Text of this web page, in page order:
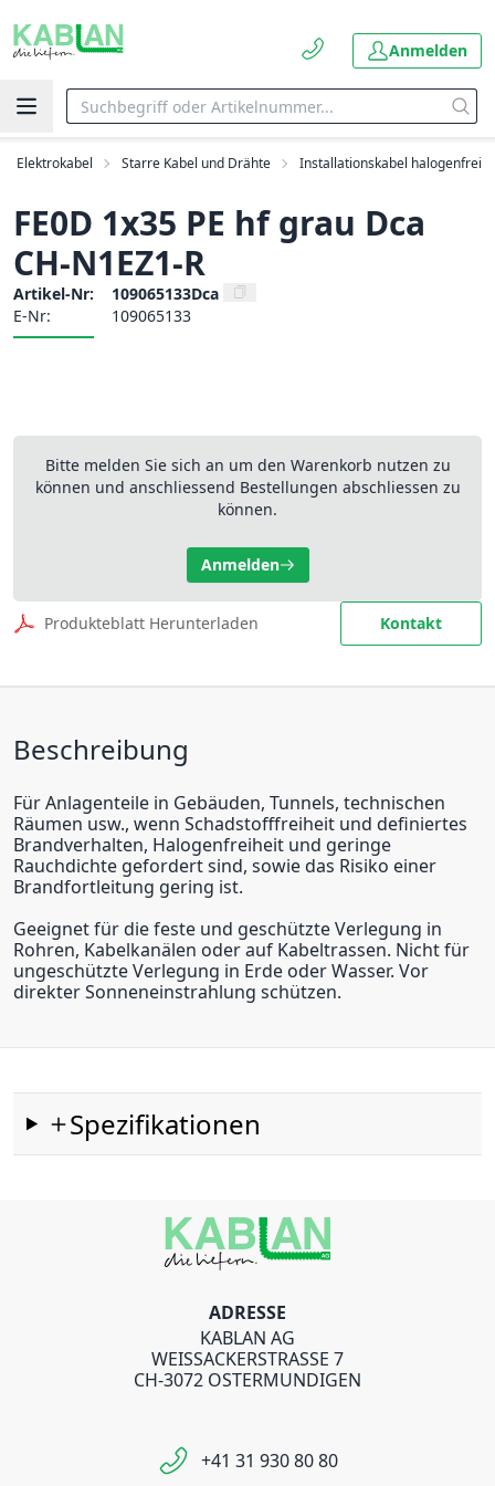
Anmelden
Elektrokabel Starre Kabel und Drähte Installationskabel halogenfrei
FE0D 1x35 PE hf grau Dca
CH-N1EZ1-R
Artikel-Nr:
109065133Dca
E-Nr:
109065133
Bitte melden Sie sich an um den Warenkorb nutzen zu
können und anschliessend Bestellungen abschliessen zu
können.
Anmelden
Produkteblatt Herunterladen Kontakt
Beschreibung
Für Anlagenteile in Gebäuden, Tunnels, technischen
Räumen usw., wenn Schadstofffreiheit und definiertes
Brandverhalten, Halogenfreiheit und geringe
Rauchdichte gefordert sind, sowie das Risiko einer
Brandfortleitung gering ist.
Geeignet für die feste und geschützte Verlegung in
Rohren, Kabelkanälen oder auf Kabeltrassen. Nicht für
ungeschützte Verlegung in Erde oder Wasser. Vor
direkter Sonneneinstrahlung schützen.
Spezifikationen
ADRESSE
KABLAN AG
WEISSACKERSTRASSE 7
CH-3072 OSTERMUNDIGEN
+41 31 930 80 80